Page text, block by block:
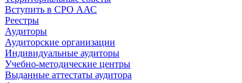
Вступить в СРО ААС
Реестры
Аудиторы
Аудиторские организации
Индивидуальные аудиторы
Учебно-методические центры
Выданные аттестаты аудитора